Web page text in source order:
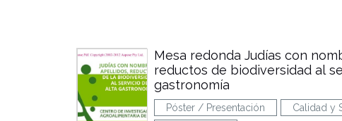
Mesa redonda Judías con
reductos de biodiversidad al
gastronomía
Póster / Presentación
Calidad y